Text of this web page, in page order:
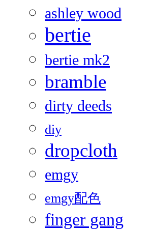
ashley wood
bertie
bertie mk2
bramble
dirty deeds
diy
dropcloth
emgy
emgy配色
finger gang